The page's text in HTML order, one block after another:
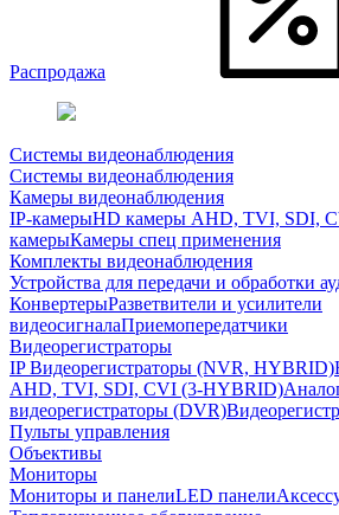
Распродажа
Системы видеонаблюдения
Системы видеонаблюдения
Камеры видеонаблюдения
IP-камерыHD камеры AHD, TVI, SDI,
камерыКамеры спец применения
Комплекты видеонаблюдения
Устройства для передачи и обработки
КонвертерыРазветвители и усилители
видеосигналаПриемопередатчики
Видеорегистраторы
IP Видеорегистраторы (NVR, HYBRID)
AHD, TVI, SDI, CVI (3-HYBRID)
видеорегистраторы (DVR)
Пульты управления
Объективы
Мониторы
Мониторы и панелиLED панели